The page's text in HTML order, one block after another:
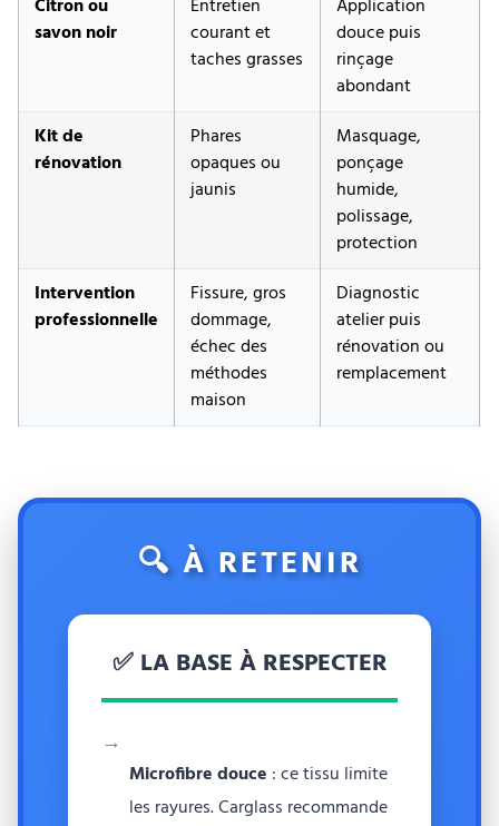
Citron ou
savon noir
Entretien
courant et
taches grasses
Application
douce puis
rinçage
abondant
Kit de
rénovation
Phares
opaques ou
jaunis
Masquage,
ponçage
humide,
polissage,
protection
Intervention
professionnelle
Fissure, gros
dommage,
échec des
méthodes
maison
Diagnostic
atelier puis
rénovation ou
remplacement
🔍 À RETENIR
✅ LA BASE À RESPECTER
→
Microfibre douce : ce tissu limite
les rayures. Carglass recommande